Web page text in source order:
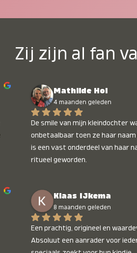
Zij zijn al fan
Mathilde Hol
4 maanden geleden
De smile van mijn kleindochter
onbetaalbaar toen ze haar naam
is een vast onderdeel van haar
ritueel geworden.
Klaas IJkema
8 maanden geleden
Een prachtig, origineel en
Absoluut een aanrader voor